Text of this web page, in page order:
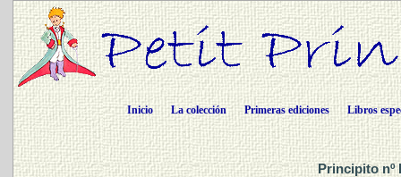
Inicio La colección Primeras ediciones Libros
Principito nº